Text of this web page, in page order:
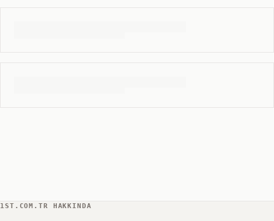
1ST.COM.TR HAKKINDA